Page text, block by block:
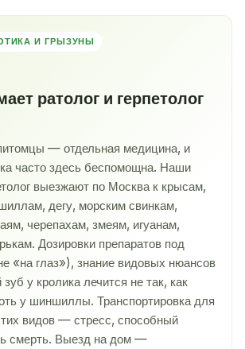
И ГРЫЗУНЫ
ратолог и герпетолог
— отдельная медицина, и
часто здесь беспомощна. Наши
выезжают по Москва к крысам,
дегу, морским свинкам,
черепахам, змеям, игуанам,
Дозировки препаратов под
«на глаз»), знание видовых нюансов
у кролика лечится не так, как
у шиншиллы. Транспортировка для
видов — стресс, способный
смерть. Выезд на дом —